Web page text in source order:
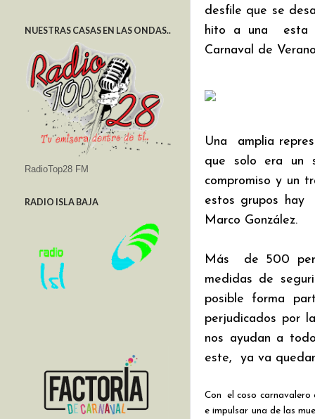
desfile que se
hito a una  esta
Carnaval de
Una  amplia
que solo era un
compromiso y un
estos grupos hay
Marco González.
Más  de 500
medidas de
posible forma
perjudicados por
nos ayudan a
este,  ya va
Con  el coso carnavalero
e impulsar una de las
NUESTRAS CASAS EN LAS ONDAS..
RadioTop28 FM
RADIO ISLA BAJA